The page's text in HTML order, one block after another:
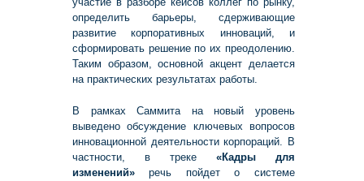
определить барьеры, сдерживающие
развитие корпоративных инноваций, и
сформировать решение по их преодолению.
Таким образом, основной акцент делается
на практических результатах работы.
В рамках Саммита на новый уровень
выведено обсуждение ключевых вопросов
инновационной деятельности корпораций. В
частности, в треке «Кадры для
изменений» речь пойдет о системе